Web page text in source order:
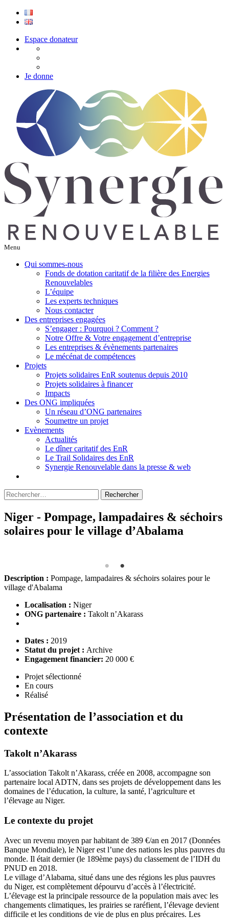
Espace donateur
Je donne
Menu
Qui sommes-nous
Fonds de dotation caritatif de la filière des Energies
Renouvelables
L’équipe
Les experts techniques
Nous contacter
Des entreprises engagées
S’engager : Pourquoi ? Comment ?
Notre Offre & Votre engagement d’entreprise
Les entreprises & évènements partenaires
Le mécénat de compétences
Projets
Projets solidaires EnR soutenus depuis 2010
Projets solidaires à financer
Impacts
Des ONG impliquées
Un réseau d’ONG partenaires
Soumettre un projet
Evènements
Actualités
Le dîner caritatif des EnR
Le Trail Solidaires des EnR
Synergie Renouvelable dans la presse & web
Rechercher :
Niger - Pompage, lampadaires & séchoirs
solaires pour le village d’Abalama
Description : Pompage, lampadaires & séchoirs solaires pour le
village d'Abalama
Localisation : Niger
ONG partenaire : Takolt n’Akarass
Dates : 2019
Statut du projet : Archive
Engagement financier: 20 000 €
Projet sélectionné
En cours
Réalisé
Présentation de l’association et du
contexte
Takolt n’Akarass
L’association Takolt n’Akarass, créée en 2008, accompagne son
partenaire local ADTN, dans ses projets de développement dans les
domaines de l’éducation, la culture, la santé, l’agriculture et
l’élevage au Niger.
Le contexte du projet
Avec un revenu moyen par habitant de 389 €/an en 2017 (Données
Banque Mondiale), le Niger est l’une des nations les plus pauvres du
monde. Il était dernier (le 189ème pays) du classement de l’IDH du
PNUD en 2018.
Le village d’Alabama, situé dans une des régions les plus pauvres
du Niger, est complètement dépourvu d’accès à l’électricité.
L’élevage est la principale ressource de la population mais avec les
changements climatiques, les prairies se raréfient, l’élevage devient
difficile et les conditions de vie de plus en plus précaires. Les